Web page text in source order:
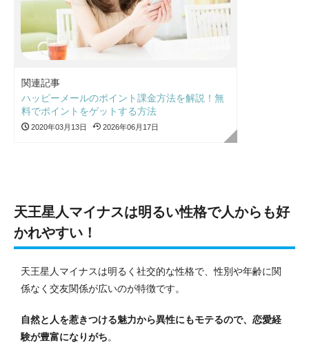
関連記事
ハッピーメールのポイント課金方法を解説！無
料でポイントをゲットする方法
2020年03月13日 2026年06月17日
天王星人マイナスは明るい性格で人からも好
かれやすい！
天王星人マイナスは明るく社交的な性格で、性別や年齢に関
係なく交友関係が広いのが特徴です。
自然と人を惹きつける魅力から異性にもモテるので、恋愛経
験が豊富になりがち。